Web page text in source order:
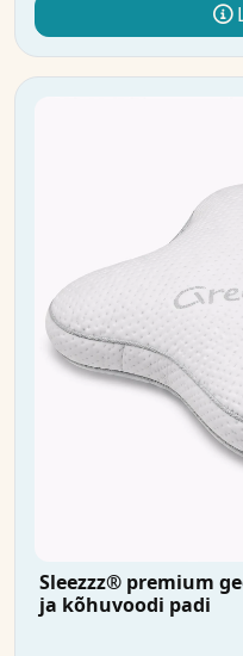
Sleezzz® premium
ja kõhuvoodi padi